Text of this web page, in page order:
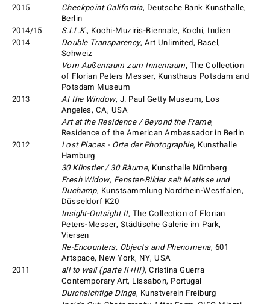
2015
Checkpoint California, Deutsche Bank Kunsthalle,
Berlin
2014/15
S.I.L.K., Kochi-Muziris-Biennale, Kochi, Indien
2014
Double Transparency, Art Unlimited, Basel,
Schweiz
Vom Außenraum zum Innenraum, The Collection
of Florian Peters Messer, Kunsthaus Potsdam and
Potsdam Museum
2013
At the Window, J. Paul Getty Museum, Los
Angeles, CA, USA
Art at the Residence / Beyond the Frame,
Residence of the American Ambassador in Berlin
2012
Lost Places - Orte der Photographie, Kunsthalle
Hamburg
30 Künstler / 30 Räume, Kunsthalle Nürnberg
Fresh Widow, Fenster-Bilder seit Matisse und
Duchamp, Kunstsammlung Nordrhein-Westfalen,
Düsseldorf K20
Insight-Outsight II, The Collection of Florian
Peters-Messer, Städtische Galerie im Park,
Viersen
Re-Encounters, Objects and Phenomena, 601
Artspace, New York, NY, USA
2011
all to wall (parte II+III), Cristina Guerra
Contemporary Art, Lissabon, Portugal
Durchsichtige Dinge, Kunstverein Freiburg